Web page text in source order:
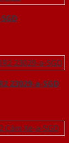
23029-a-SGD